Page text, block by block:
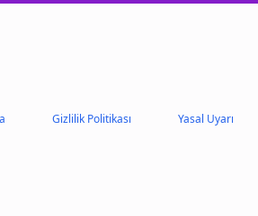
Gizlilik Politikası Yasal Uyarı